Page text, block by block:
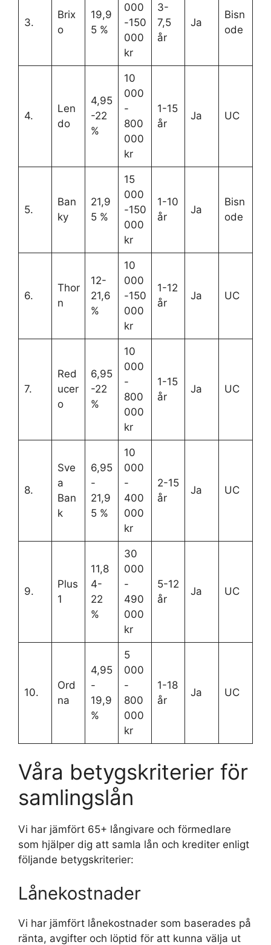
3.
Brix
o
19,9
5 %
000
-150
000
kr
3-
7,5
år
Ja
Bisn
ode
4.
Len
do
4,95
-22
%
10
000
-
800
000
kr
1-15
år
Ja UC
5.
Ban
ky
21,9
5 %
15
000
-150
000
kr
1-10
år
Ja
Bisn
ode
6.
Thor
n
12-
21,6
%
10
000
-150
000
kr
1-12
år
Ja UC
7.
Red
ucer
o
6,95
-22
%
10
000
-
800
000
kr
1-15
år
Ja UC
8.
Sve
a
Ban
k
6,95
-
21,9
5 %
10
000
-
400
000
kr
2-15
år
Ja UC
9.
Plus
1
11,8
4-
22
%
30
000
-
490
000
kr
5-12
år
Ja UC
10.
Ord
na
4,95
-
19,9
%
5
000
-
800
000
kr
1-18
år
Ja UC
Våra betygskriterier för
samlingslån
Vi har jämfört 65+ långivare och förmedlare
som hjälper dig att samla lån och krediter enligt
följande betygskriterier:
Lånekostnader
Vi har jämfört lånekostnader som baserades på
ränta, avgifter och löptid för att kunna välja ut